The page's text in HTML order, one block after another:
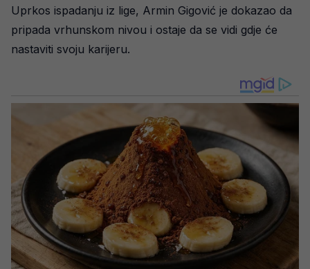
Uprkos ispadanju iz lige, Armin Gigović je dokazao da
pripada vrhunskom nivou i ostaje da se vidi gdje će
nastaviti svoju karijeru.